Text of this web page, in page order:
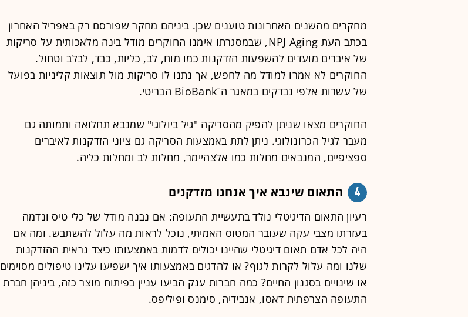
מחקרים מהשנים האחרונות טוענים שכן. ביניהם מחקר שפורסם רק באפריל האחרון
בכתב העת NPJ Aging, שבמסגרתו אימנו החוקרים מודל בינה מלאכותית על סריקות
של איברים מועדים להשפעות הזדקנות כמו מוח, לב, כליות, כבד, לבלב וטחול.
החוקרים לא אמרו למודל מה לחפש, אך נתנו לו סריקות מול תוצאות קליניות בפועל
של עשרות אלפי נבדקים במאגר ה־BioBank הבריטי.
החוקרים מצאו שניתן להפיק מהסריקה "גיל ביולוגי" שמנבא תחלואה ותמותה גם
מעבר לגיל הכרונולוגי. ניתן לתת באמצעות הסריקה גם ציוני הזדקנות לאיברים
ספציפיים, המנבאים מחלות כמו אלצהיימר, מחלות לב ומחלות כליה.
4 התאום שינבא איך אנחנו מזדקנים
רעיון התאום הדיגיטלי נולד בתעשיית התעופה: אם נבנה מודל של כלי טיס ונדמה
בעזרתו מצבי עקה שעובר המטוס האמיתי, נוכל לראות מה עלול להשתבש. ומה אם
היה לכל אדם תאום דיגיטלי שהיינו יכולים לדמות באמצעותו כיצד נראית ההזדקנות
שלנו ומה עלול לקרות לגוף? או להדגים באמצעותו איך ישפיעו עלינו טיפולים מסוימים
או שינויים בסגנון החיים? כמה חברות ענק הביעו עניין בפיתוח מוצר כזה, ביניהן חברת
התעופה הצרפתית דאסו, אנבידיה, סימנס ופיליפס.